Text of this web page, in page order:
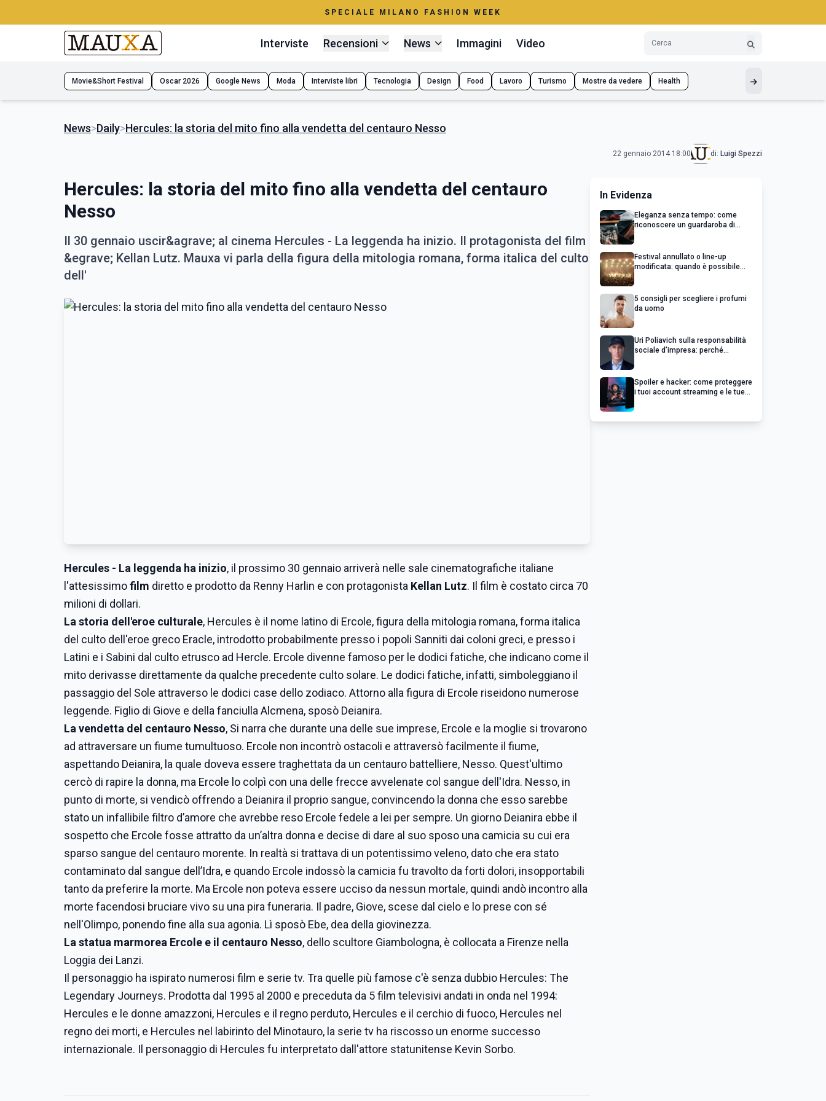
SPECIALE MILANO FASHION WEEK
Interviste Recensioni News Immagini Video
Movie&Short Festival Oscar 2026 Google News Moda Interviste libri Tecnologia Design Food Lavoro Turismo Mostre da vedere Health
News>Daily>Hercules: la storia del mito fino alla vendetta del centauro Nesso
22 gennaio 2014 18:00 di: Luigi Spezzi
Hercules: la storia del mito fino alla vendetta del centauro
Nesso
Il 30 gennaio uscir&agrave; al cinema Hercules - La leggenda ha inizio. Il protagonista del film
&egrave; Kellan Lutz. Mauxa vi parla della figura della mitologia romana, forma italica del culto
dell'
Hercules - La leggenda ha inizio, il prossimo 30 gennaio arriverà nelle sale cinematografiche italiane
l'attesissimofilm diretto e prodotto da Renny Harlin e con protagonista Kellan Lutz. Il film è costato circa 70
milioni di dollari.
La storia dell'eroe culturale, Hercules è il nome latino di Ercole, figura della mitologia romana, forma italica
del culto dell'eroe greco Eracle, introdotto probabilmente presso i popoli Sanniti dai coloni greci, e presso i
Latini e i Sabini dal culto etrusco ad Hercle. Ercole divenne famoso per le dodici fatiche, che indicano come il
mito derivasse direttamente da qualche precedente culto solare. Le dodici fatiche, infatti, simboleggiano il
passaggio del Sole attraverso le dodici case dello zodiaco. Attorno alla figura di Ercole riseidono numerose
leggende. Figlio di Giove e della fanciulla Alcmena, sposò Deianira.
La vendetta del centauro Nesso, Si narra che durante una delle sue imprese, Ercole e la moglie si trovarono
ad attraversare un fiume tumultuoso. Ercole non incontrò ostacoli e attraversò facilmente il fiume,
aspettando Deianira, la quale doveva essere traghettata da un centauro battelliere, Nesso. Quest'ultimo
cercò di rapire la donna, ma Ercole lo colpì con una delle frecce avvelenate col sangue dell'Idra. Nesso, in
punto di morte, si vendicò offrendo a Deianira il proprio sangue, convincendo la donna che esso sarebbe
stato un infallibile filtro d’amore che avrebbe reso Ercole fedele a lei per sempre. Un giorno Deianira ebbe il
sospetto che Ercole fosse attratto da un’altra donna e decise di dare al suo sposo una camicia su cui era
sparso sangue del centauro morente. In realtà si trattava di un potentissimo veleno, dato che era stato
contaminato dal sangue dell’Idra, e quando Ercole indossò la camicia fu travolto da forti dolori, insopportabili
tanto da preferire la morte. Ma Ercole non poteva essere ucciso da nessun mortale, quindi andò incontro alla
morte facendosi bruciare vivo su una pira funeraria. Il padre, Giove, scese dal cielo e lo prese con sé
nell'Olimpo, ponendo fine alla sua agonia. Lì sposò Ebe, dea della giovinezza.
La statua marmorea Ercole e il centauro Nesso, dello scultore Giambologna, è collocata a Firenze nella
Loggia dei Lanzi.
Il personaggio ha ispirato numerosi film e serie tv. Tra quelle più famose c'è senza dubbio Hercules: The
Legendary Journeys. Prodotta dal 1995 al 2000 e preceduta da 5 film televisivi andati in onda nel 1994:
Hercules e le donne amazzoni, Hercules e il regno perduto, Hercules e il cerchio di fuoco, Hercules nel
regno dei morti, e Hercules nel labirinto del Minotauro, la serie tv ha riscosso un enorme successo
internazionale. Il personaggio di Hercules fu interpretato dall'attore statunitense Kevin Sorbo.
In Evidenza
Eleganza senza tempo: come
riconoscere un guardaroba di
Festival annullato o line-up
modificata: quando è possibile
5 consigli per scegliere i profumi
da uomo
Uri Poliavich sulla responsabilità
sociale d’impresa: perché
Spoiler e hacker: come proteggere
i tuoi account streaming e le tue